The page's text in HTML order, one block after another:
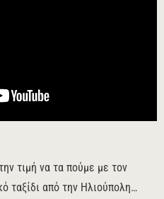
τιμή να τα πούμε με τον
ταξίδι από την Ηλιούπολη…